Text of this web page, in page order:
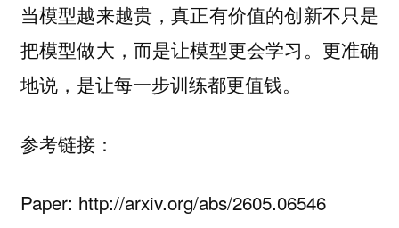
当模型越来越贵，真正有价值的创新不只是
把模型做大，而是让模型更会学习。更准确
地说，是让每一步训练都更值钱。
参考链接：
Paper: http://arxiv.org/abs/2605.06546